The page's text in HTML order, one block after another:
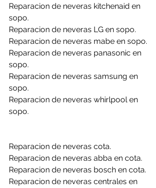
Reparacion de neveras kitchenaid en
sopo.
Reparacion de neveras LG en sopo.
Reparacion de neveras mabe en sopo.
Reparacion de neveras panasonic en
sopo.
Reparacion de neveras samsung en
sopo.
Reparacion de neveras whirlpool en
sopo.
Reparacion de neveras cota.
Reparacion de neveras abba en cota.
Reparacion de neveras bosch en cota.
Reparacion de neveras centrales en